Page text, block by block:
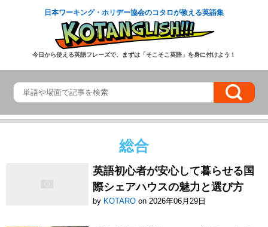
日本ワーキング・ホリデー協会のコタロが教える英語集
今日から使える英語フレーズで、まずは「そこそこ英語」を身に付けよう！
総合
英語初心者が安心して暮らせる国
際シェアハウスの魅力と選び方
by KOTARO on 2026年06月29日